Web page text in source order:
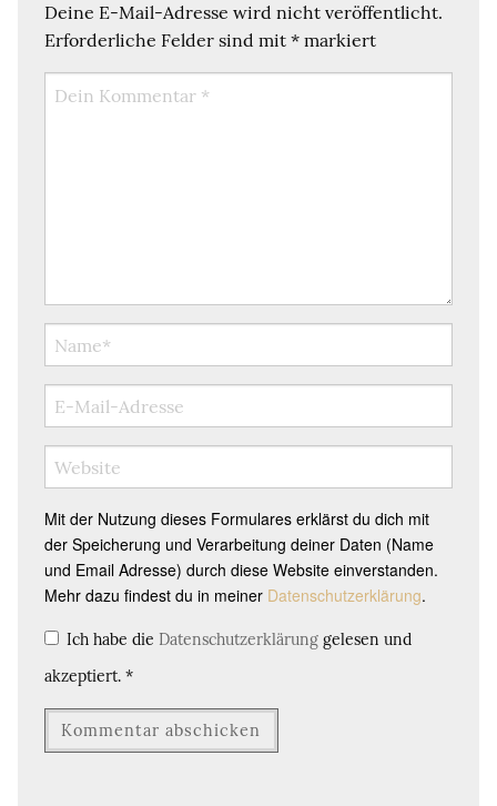
Deine E-Mail-Adresse wird nicht veröffentlicht.
Erforderliche Felder sind mit * markiert
Mit der Nutzung dieses Formulares erklärst du dich mit
der Speicherung und Verarbeitung deiner Daten (Name
und Email Adresse) durch diese Website einverstanden.
Mehr dazu findest du in meiner Datenschutzerklärung.
Ich habe die Datenschutzerklärung gelesen und
akzeptiert. *